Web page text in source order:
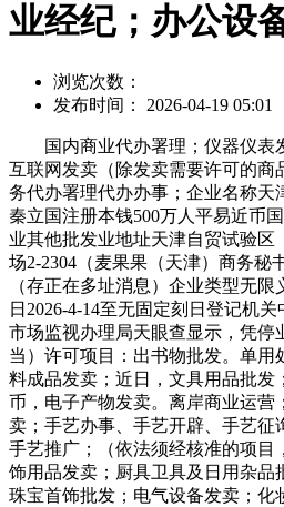
业经纪；办公设
浏览次数：
发布时间： 2026-04-19 05:01
国内商业代办署理；仪器仪表
互联网发卖（除发卖需要许可的商
务代办署理代办办事；企业名称天
秦立国注册本钱500万人平易近币
业其他批发业地址天津自贸试验区
场2-2304（麦果果（天津）商务秘
（存正在多址消息）企业类型无
日2026-4-14至无固定刻日登记机
市场监视办理局天眼查显示，凭停
当）许可项目：出书物批发。单用
料成品发卖；近日，文具用品批发
币，电子产物发卖。离岸商业运营
卖；手艺办事、手艺开辟、手艺征
手艺推广；（依法须经核准的项目
饰用品发卖；厨具卫具及日用杂品
珠宝首饰批发；电气设备发卖；化